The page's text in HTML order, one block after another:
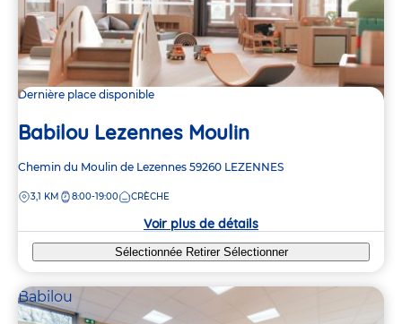
Dernière place disponible
Babilou Lezennes Moulin
Adresse
la
Chemin du Moulin de Lezennes 59260 LEZENNES
DISTANCE
3,1 KM 8:00-19:00 CRÈCHE
Voir plus de détails
Sélectionnée Retirer Sélectionner
Babilou